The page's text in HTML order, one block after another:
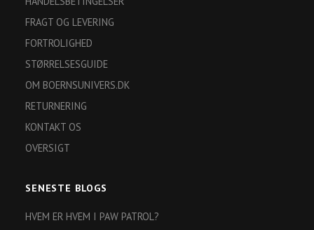
FRAGT OG LEVERING
FORTROLIGHED
STØRRELSESGUIDE
OM BOERNSUNIVERS.DK
RETURNERING
KONTAKT OS
OVERSIGT
SENESTE BLOGS
HVEM ER HVEM I PAW PATROL?